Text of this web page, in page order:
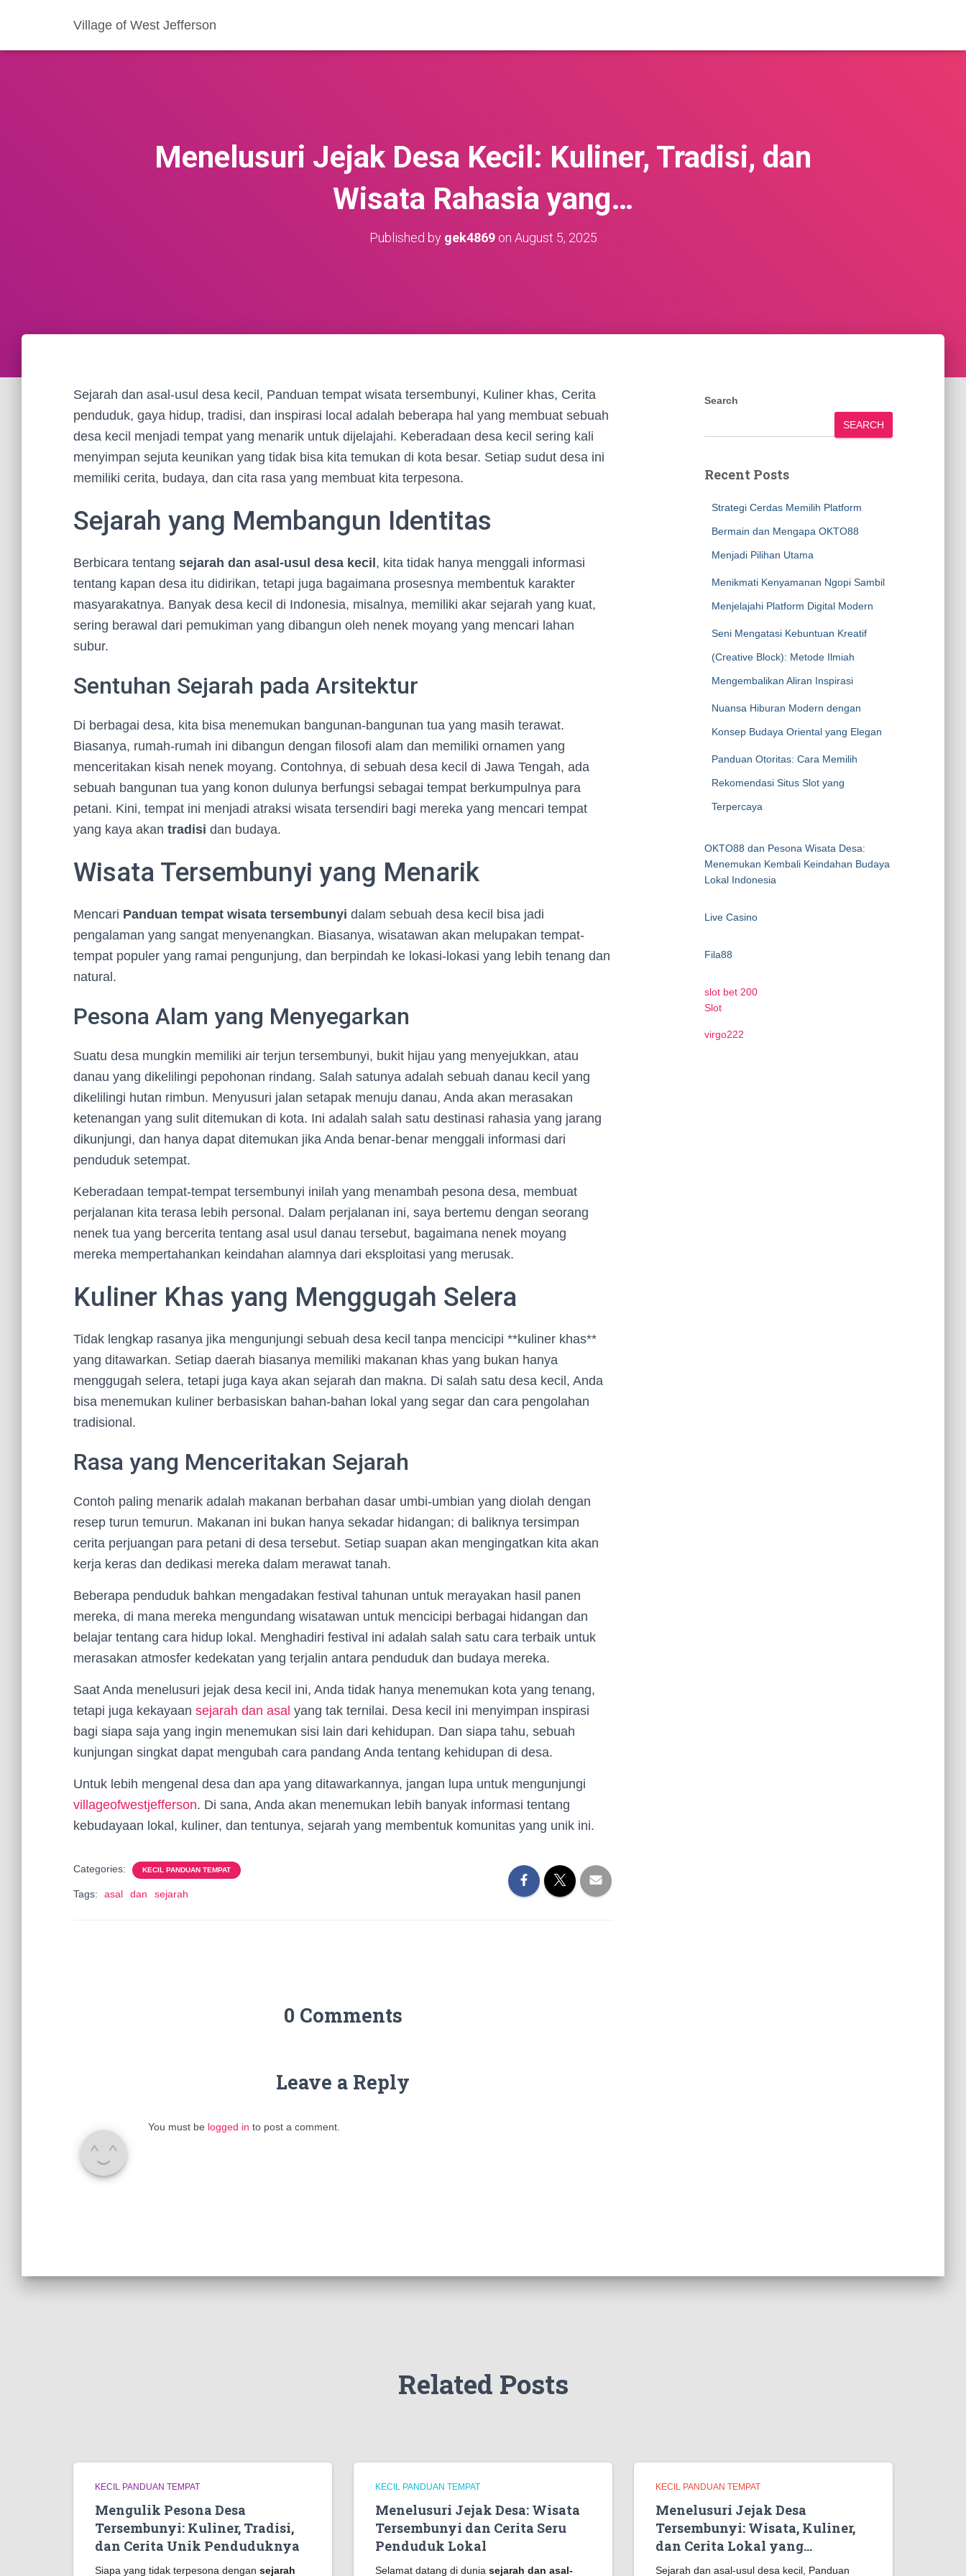
Village of West Jefferson
Menelusuri Jejak Desa Kecil: Kuliner, Tradisi, dan
Wisata Rahasia yang…
Published by gek4869on August 5, 2025
Sejarah dan asal-usul desa kecil, Panduan tempat wisata tersembunyi, Kuliner khas, Cerita
penduduk, gaya hidup, tradisi, dan inspirasi local adalah beberapa hal yang membuat sebuah
desa kecil menjadi tempat yang menarik untuk dijelajahi. Keberadaan desa kecil sering kali
menyimpan sejuta keunikan yang tidak bisa kita temukan di kota besar. Setiap sudut desa ini
memiliki cerita, budaya, dan cita rasa yang membuat kita terpesona.
Sejarah yang Membangun Identitas
Berbicara tentang sejarah dan asal-usul desa kecil , kita tidak hanya menggali informasi
tentang kapan desa itu didirikan, tetapi juga bagaimana prosesnya membentuk karakter
masyarakatnya. Banyak desa kecil di Indonesia, misalnya, memiliki akar sejarah yang kuat,
sering berawal dari pemukiman yang dibangun oleh nenek moyang yang mencari lahan
subur.
Sentuhan Sejarah pada Arsitektur
Di berbagai desa, kita bisa menemukan bangunan-bangunan tua yang masih terawat.
Biasanya, rumah-rumah ini dibangun dengan filosofi alam dan memiliki ornamen yang
menceritakan kisah nenek moyang. Contohnya, di sebuah desa kecil di Jawa Tengah, ada
sebuah bangunan tua yang konon dulunya berfungsi sebagai tempat berkumpulnya para
petani. Kini, tempat ini menjadi atraksi wisata tersendiri bagi mereka yang mencari tempat
yang kaya akan tradisi dan budaya.
Wisata Tersembunyi yang Menarik
Mencari Panduan tempat wisata tersembunyi dalam sebuah desa kecil bisa jadi
pengalaman yang sangat menyenangkan. Biasanya, wisatawan akan melupakan tempat-
tempat populer yang ramai pengunjung, dan berpindah ke lokasi-lokasi yang lebih tenang dan
natural.
Pesona Alam yang Menyegarkan
Suatu desa mungkin memiliki air terjun tersembunyi, bukit hijau yang menyejukkan, atau
danau yang dikelilingi pepohonan rindang. Salah satunya adalah sebuah danau kecil yang
dikelilingi hutan rimbun. Menyusuri jalan setapak menuju danau, Anda akan merasakan
ketenangan yang sulit ditemukan di kota. Ini adalah salah satu destinasi rahasia yang jarang
dikunjungi, dan hanya dapat ditemukan jika Anda benar-benar menggali informasi dari
penduduk setempat.
Keberadaan tempat-tempat tersembunyi inilah yang menambah pesona desa, membuat
perjalanan kita terasa lebih personal. Dalam perjalanan ini, saya bertemu dengan seorang
nenek tua yang bercerita tentang asal usul danau tersebut, bagaimana nenek moyang
mereka mempertahankan keindahan alamnya dari eksploitasi yang merusak.
Kuliner Khas yang Menggugah Selera
Tidak lengkap rasanya jika mengunjungi sebuah desa kecil tanpa mencicipi **kuliner khas**
yang ditawarkan. Setiap daerah biasanya memiliki makanan khas yang bukan hanya
menggugah selera, tetapi juga kaya akan sejarah dan makna. Di salah satu desa kecil, Anda
bisa menemukan kuliner berbasiskan bahan-bahan lokal yang segar dan cara pengolahan
tradisional.
Rasa yang Menceritakan Sejarah
Contoh paling menarik adalah makanan berbahan dasar umbi-umbian yang diolah dengan
resep turun temurun. Makanan ini bukan hanya sekadar hidangan; di baliknya tersimpan
cerita perjuangan para petani di desa tersebut. Setiap suapan akan mengingatkan kita akan
kerja keras dan dedikasi mereka dalam merawat tanah.
Beberapa penduduk bahkan mengadakan festival tahunan untuk merayakan hasil panen
mereka, di mana mereka mengundang wisatawan untuk mencicipi berbagai hidangan dan
belajar tentang cara hidup lokal. Menghadiri festival ini adalah salah satu cara terbaik untuk
merasakan atmosfer kedekatan yang terjalin antara penduduk dan budaya mereka.
Saat Anda menelusuri jejak desa kecil ini, Anda tidak hanya menemukan kota yang tenang,
tetapi juga kekayaan sejarah dan asal yang tak ternilai. Desa kecil ini menyimpan inspirasi
bagi siapa saja yang ingin menemukan sisi lain dari kehidupan. Dan siapa tahu, sebuah
kunjungan singkat dapat mengubah cara pandang Anda tentang kehidupan di desa.
Untuk lebih mengenal desa dan apa yang ditawarkannya, jangan lupa untuk mengunjungi
villageofwestjefferson. Di sana, Anda akan menemukan lebih banyak informasi tentang
kebudayaan lokal, kuliner, dan tentunya, sejarah yang membentuk komunitas yang unik ini.
Categories: KECIL PANDUAN TEMPAT
Tags: asal dan sejarah
0 Comments
Leave a Reply
You must be logged in to post a comment.
Search
SEARCH
Recent Posts
Strategi Cerdas Memilih Platform
Bermain dan Mengapa OKTO88
Menjadi Pilihan Utama
Menikmati Kenyamanan Ngopi Sambil
Menjelajahi Platform Digital Modern
Seni Mengatasi Kebuntuan Kreatif
(Creative Block): Metode Ilmiah
Mengembalikan Aliran Inspirasi
Nuansa Hiburan Modern dengan
Konsep Budaya Oriental yang Elegan
Panduan Otoritas: Cara Memilih
Rekomendasi Situs Slot yang
Terpercaya
OKTO88 dan Pesona Wisata Desa:
Menemukan Kembali Keindahan Budaya
Lokal Indonesia
Live Casino
Fila88
slot bet 200
Slot
virgo222
Related Posts
KECIL PANDUAN TEMPAT
Mengulik Pesona Desa
Tersembunyi: Kuliner, Tradisi,
dan Cerita Unik Penduduknya
Siapa yang tidak terpesona dengan sejarah
KECIL PANDUAN TEMPAT
Menelusuri Jejak Desa: Wisata
Tersembunyi dan Cerita Seru
Penduduk Lokal
Selamat datang di dunia sejarah dan asal-
KECIL PANDUAN TEMPAT
Menelusuri Jejak Desa
Tersembunyi: Wisata, Kuliner,
dan Cerita Lokal yang…
Sejarah dan asal-usul desa kecil, Panduan